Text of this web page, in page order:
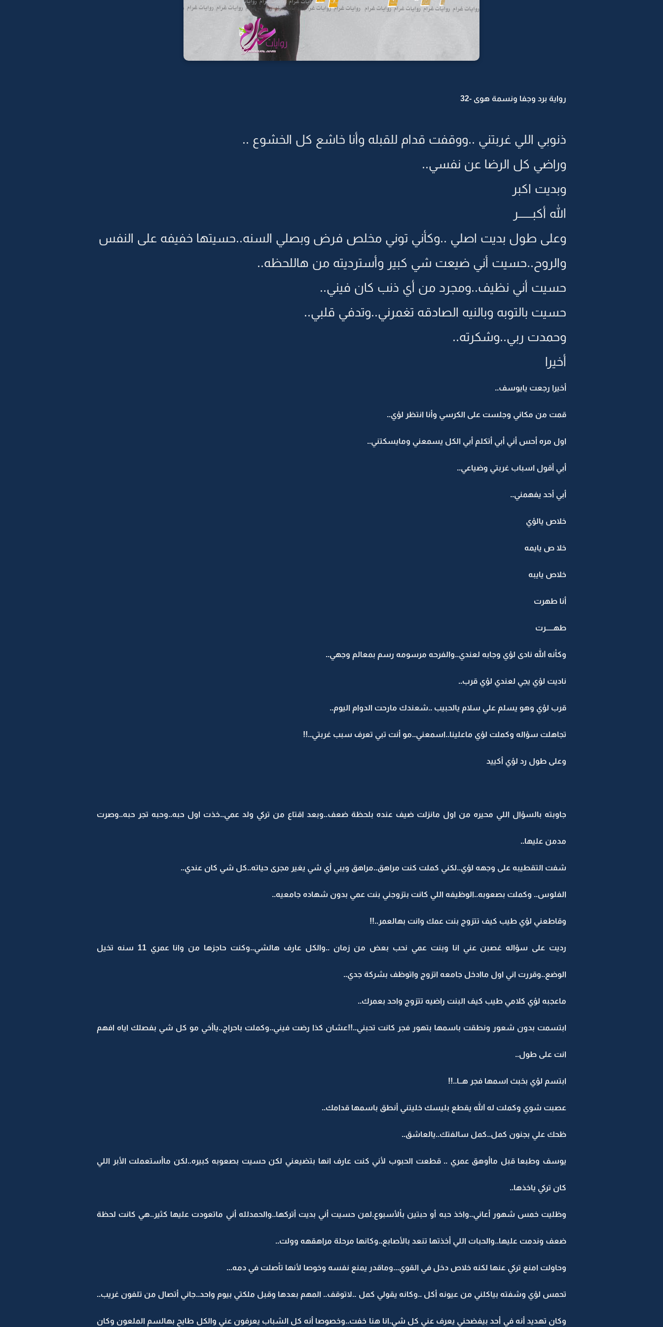
رواية برد وجفا ونسمة هوى -32
ذنوبي اللي غربتني ..ووقفت قدام للقبله وأنا خاشع كل الخشوع ..
وراضي كل الرضا عن نفسي..
وبديت اكبر
الله أكبـــــــر
وعلى طول بديت اصلي ..وكأني توني مخلص فرض وبصلي السنه..حسيتها خفيفه على النفس
والروح..حسيت أني ضيعت شي كبير وأسترديته من هاللحظه..
حسيت أني نظيف..ومجرد من أي ذنب كان فيني..
حسيت بالتوبه وبالنيه الصادقه تغمرني..وتدفي قلبي..
وحمدت ربي..وشكرته..
أخيرا
أخيرا رجعت يايوسف..
قمت من مكاني وجلست على الكرسي وأنا انتظر لؤي..
اول مره أحس أني أبي أتكلم أبي الكل يسمعني ومايسكتني..
أبي أقول اسباب غربتي وضياعي..
أبي أحد يفهمني..
خلاص يالؤي
خلا ص يايمه
خلاص يايبه
أنا طهرت
طهـــــرت
وكأنه الله نادى لؤي وجابه لعندي..والفرحه مرسومه رسم بمعالم وجهي..
ناديت لؤي يجي لعندي لؤي قرب..
قرب لؤي وهو يسلم علي سلام يالحبيب ..شعندك مارحت الدوام اليوم..
تجاهلت سؤاله وكملت لؤي ماعلينا..اسمعني..مو أنت تبي تعرف سبب غربتي..!!
وعلى طول رد لؤي أكييد
جاوبته بالسؤال اللي محيره من اول مانزلت ضيف عنده بلحظة ضعف..وبعد اقتاع من تركي ولد عمي..خذت اول حبه..وحبه تجر حبه..وصرت
مدمن عليها..
شفت التقطيبه على وجهه لؤي..لكني كملت كنت مراهق..مراهق ويبي أي شي يغير مجرى حياته..كل شي كان عندي..
الفلوس.. وكملت بصعوبه..الوظيفه اللي كانت بتزوجني بنت عمي بدون شهاده جامعيه..
وقاطعني لؤي طيب كيف تتزوج بنت عمك وانت بهالعمر..!!
رديت على سؤاله غصبن عني انا وبنت عمي نحب بعض من زمان ..والكل عارف هالشي..وكنت حاجزها من وانا عمري 11 سنه تخيل
الوضع..وقررت اني اول ماادخل جامعه اتزوج واتوظف بشركة جدي..
ماعجبه لؤي كلامي طيب كيف البنت راضيه تتزوج واحد بعمرك..
ابتسمت بدون شعور ونطقت باسمها بتهور فجر كانت تحبني..!!عشان كذا رضت فيني..وكملت باحراج..ياأخي مو كل شي بفصلك اياه افهم
انت على طول..
ابتسم لؤي بخبث اسمها فجر هــا..!!
عصبت شوي وكملت له الله يقطع بليسك خليتني أنطق باسمها قدامك..
ظحك علي بجنون كمل..كمل سالفتك..يالعاشق..
يوسف وطبعا قبل ماأوهق عمري .. قطعت الحبوب لأني كنت عارف انها بتضيعني لكن حسيت بصعوبه كبيره..لكن ماأستعملت الأبر اللي
كان تركي ياخذها..
وظليت خمس شهور أعاني..واخذ حبه أو حبتين بألأسبوع.لمن حسيت أني بديت أتركها..والحمدلله أني ماتعودت عليها كثير..هي كانت لحظة
ضعف وندمت عليها..والحبات اللي أخذتها تنعد بالأصابع..وكانها مرحلة مراهقهه وولت..
وحاولت امنع تركي عنها لكنه خلاص دخل في القوي...وماقدر يمنع نفسه وخوصا لأنها تأصلت في دمه...
تحمس لؤي وشفته بياكلني من عيونه أكل ..وكانه يقولي كمل ..لاتوقف.. المهم بعدها وقبل ملكتي بيوم واحد..جاني أتصال من تلفون غريب..
وكان تهديد أنه في أحد بيفضحني يعرف عني كل شي.انا هنا خفت..وخصوصا أنه كل الشباب يعرفون عني والكل طايح بهالسم الملعون وكان